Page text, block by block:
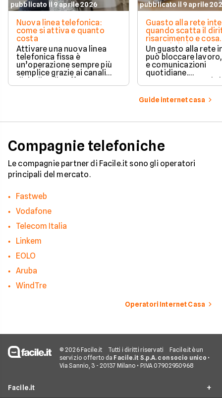
pubblicato il 9 aprile 2026
Nuova linea telefonica:
come si attiva e quanto
costa
Attivare una nuova linea
telefonica fissa è
un’operazione sempre più
semplice grazie ai canali
integrate con internet casa.
pubblicato il 9 aprile
Guasto alla rete
quando scatta il
risarcimento e cosa
prevede la legge
Un guasto alla rete
può bloccare
e comunicazioni
quotidiane.
prevede strumenti
per ottenere un
risarcimento in
Guide internet casa
Compagnie telefoniche
Le compagnie partner di Facile.it sono gli operatori
principali del mercato.
Fastweb
Vodafone
Telecom Italia
Linkem
EOLO
Aruba
WindTre
Operatori Internet Casa
© 2026 Facile.it Tutti i diritti riservati
Facile.it è un
servizio offerto da Facile.it S.p.A. con socio unico •
Via Sannio, 3 - 20137 Milano • P.IVA 07902950968
Facile.it